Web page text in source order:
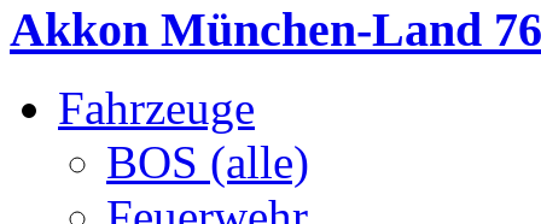
Akkon München-Land
Fahrzeuge
BOS (alle)